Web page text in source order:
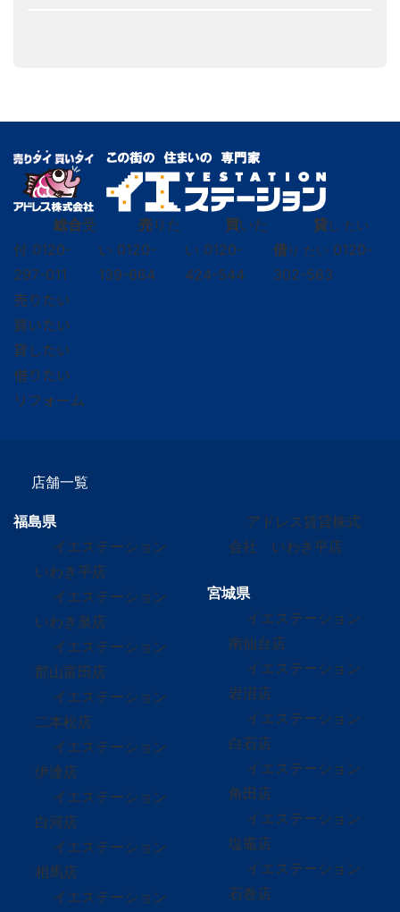
総合受
付 0120-
297-011
売りた
い 0120-
139-664
買いた
い 0120-
424-544
貸し たい
借り たい 0120-
302-563
売りたい
買いたい
貸したい
借りたい
リフォーム
店舗一覧
福島県
イエステーション
いわき平店
イエステーション
いわき泉店
イエステーション
郡山富田店
イエステーション
二本松店
イエステーション
伊達店
イエステーション
白河店
イエステーション
相馬店
イエステーション
アドレス賃貸株式
会社 いわき平店
宮城県
イエステーション
南仙台店
イエステーション
岩沼店
イエステーション
白石店
イエステーション
角田店
イエステーション
塩竈店
イエステーション
石巻店